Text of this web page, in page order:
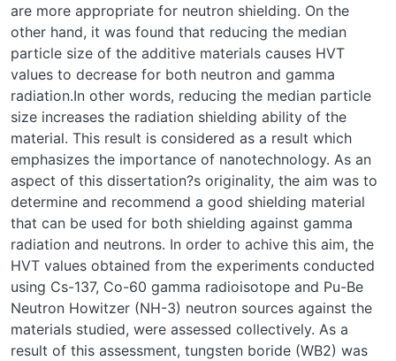
are more appropriate for neutron shielding. On the
other hand, it was found that reducing the median
particle size of the additive materials causes HVT
values to decrease for both neutron and gamma
radiation.In other words, reducing the median particle
size increases the radiation shielding ability of the
material. This result is considered as a result which
emphasizes the importance of nanotechnology. As an
aspect of this dissertation?s originality, the aim was to
determine and recommend a good shielding material
that can be used for both shielding against gamma
radiation and neutrons. In order to achive this aim, the
HVT values obtained from the experiments conducted
using Cs-137, Co-60 gamma radioisotope and Pu-Be
Neutron Howitzer (NH-3) neutron sources against the
materials studied, were assessed collectively. As a
result of this assessment, tungsten boride (WB2) was